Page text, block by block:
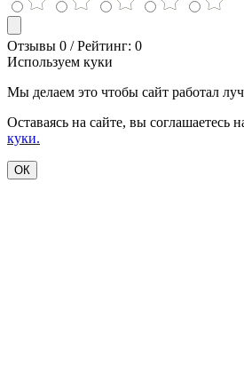
Отзывы 0 / Рейтинг: 0
Используем куки
Мы делаем это чтобы сайт работал
Оставаясь на сайте, вы соглашаетесь
куки.
ОК